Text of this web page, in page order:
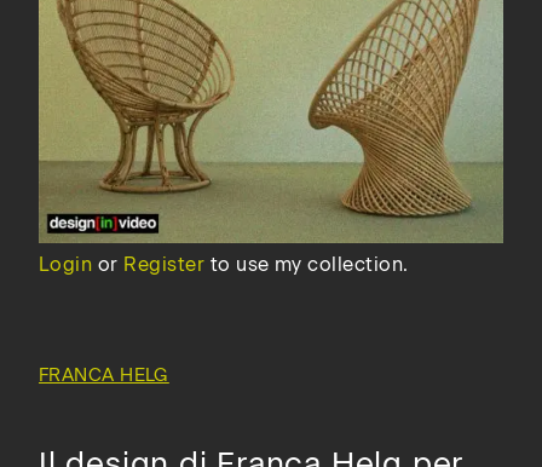
Login or Register to use my collection.
FRANCA HELG